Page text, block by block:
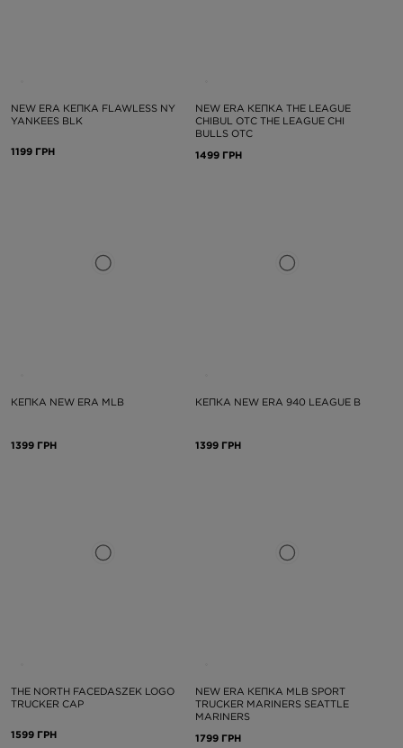
NEW ERA КЕПКА FLAWLESS NY
YANKEES BLK
1199 ГРН
NEW ERA КЕПКА THE LEAGUE
CHIBUL OTC THE LEAGUE CHI
BULLS OTC
1499 ГРН
КЕПКА NEW ERA MLB
1399 ГРН
КЕПКА NEW ERA 940 LEAGUE B
1399 ГРН
THE NORTH FACEDASZEK LOGO
TRUCKER CAP
1599 ГРН
NEW ERA КЕПКА MLB SPORT
TRUCKER MARINERS SEATTLE
MARINERS
1799 ГРН